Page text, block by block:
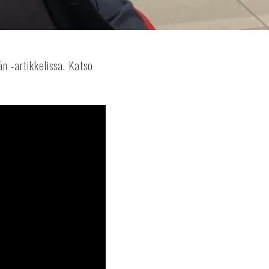
-artikkelissa. Katso